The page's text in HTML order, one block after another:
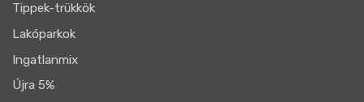
Tippek-trükkök
Lakóparkok
Ingatlanmix
Újra 5%